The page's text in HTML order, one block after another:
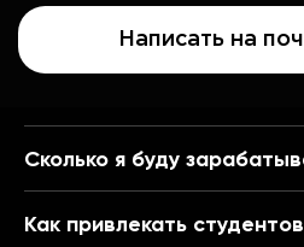
Сколько я буду
Как привлекать